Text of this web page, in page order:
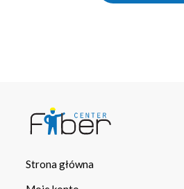
Strona główna